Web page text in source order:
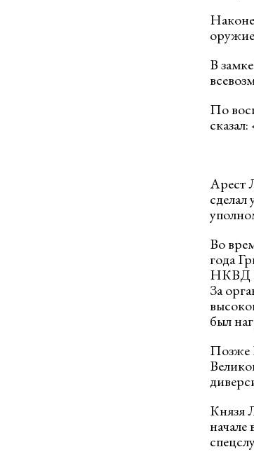
В
По
Арест
сделал
Во
года
НКВД
За
был
Позже
Князя